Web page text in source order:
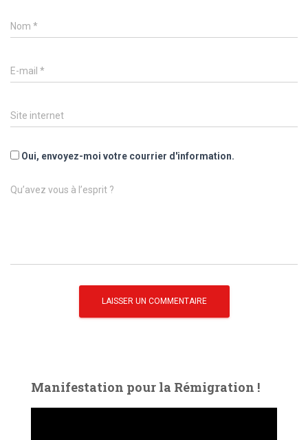
Nom *
E-mail *
Site internet
Oui, envoyez-moi votre courrier d'information.
Qu’avez vous à l’esprit ?
Manifestation pour la Rémigration !